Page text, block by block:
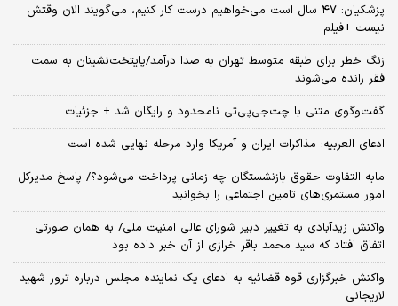
پزشکیان: ۴۷ سال است می‌خواهیم درست کار کنیم، می‌گویند الان وقتش
نیست +فیلم
زنگ خطر برای طبقه متوسط تهران به صدا درآمد/پایتخت‌نشینان به سمت
فقر رانده می‌شوند
گفت‌وگوی متنی با چت‌جی‌پی‌تی نامحدود و رایگان شد + جزئیات
ادعای العربیه: مذاکرات ایران و آمریکا وارد مرحله نهایی شده است
مابه التفاوت حقوق بازنشستگان چه زمانی پرداخت می‌شود؟/ پاسخ مدیرکل
امور مستمری‌های تامین اجتماعی را بخوانید
واکنش زیدآبادی به تغییر دبیر شورای عالی امنیت ملی/ به همان صورتی
اتفاق افتاد که سید محمد باقر خرازی از آن خبر داده بود
واکنش خبرگزاری قوه قضائیه به ادعای یک نماینده مجلس درباره ترور شهید
لاریجانی